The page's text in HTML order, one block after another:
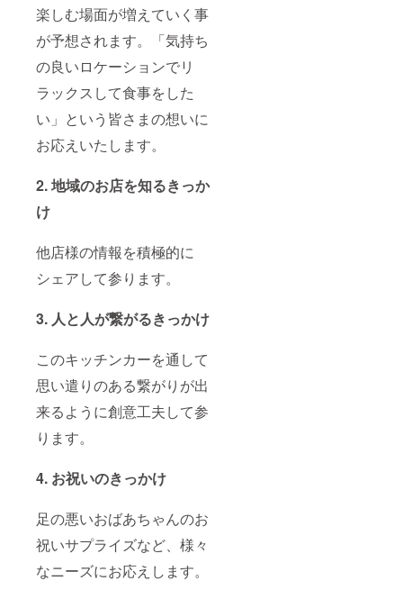
楽しむ場面が増えていく事
が予想されます。「気持ち
の良いロケーションでリ
ラックスして食事をした
い」という皆さまの想いに
お応えいたします。
2. 地域のお店を知るきっか
け
他店様の情報を積極的に
シェアして参ります。
3. 人と人が繋がるきっかけ
このキッチンカーを通して
思い遣りのある繋がりが出
来るように創意工夫して参
ります。
4. お祝いのきっかけ
足の悪いおばあちゃんのお
祝いサプライズなど、様々
なニーズにお応えします。